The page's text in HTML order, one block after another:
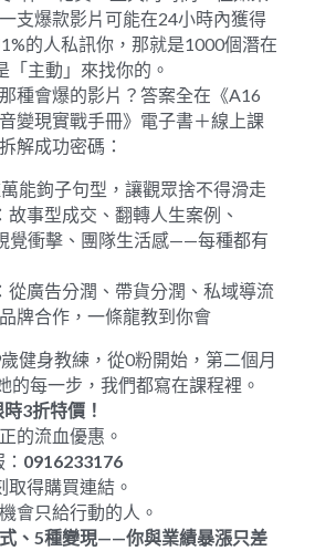
支爆款影片可能在24小時內獲得
的人私訊你，那就是1000個潛在
主動」來找你的。
種會爆的影片？答案全在《A16
變現實戰手冊》電子書＋線上課
解成功密碼：
萬能鉤子句型，讓觀眾捨不得滑走
：故事型成交、翻轉人生案例、
覺衝擊、團隊生活感——每種都有
：從廣告分潤、帶貨分潤、私域導流
牌合作，一條龍教到你會
健身教練，從0粉開始，第二個月
每一步，我們都寫在課程裡。
時3折特價！
的流血優惠。
0916233176
得購買連結。
會只給行動的人。
、 5種變現——你與業績暴漲只差